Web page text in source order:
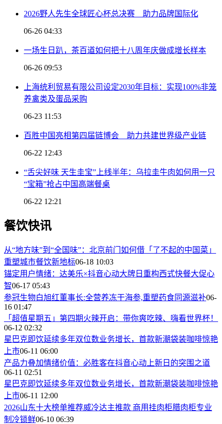
2026野人先生全球匠心杯总决赛 助力品牌国际化
06-26 04:33
一场生日趴，茶百道如何把十八周年庆做成增长样本
06-26 09:53
上海统利贸易有限公司设定2030年目标：实现100%非笼
养禽类及蛋品采购
06-23 11:53
百胜中国亮相第四届链博会 助力共建世界级产业链
06-22 12:43
“舌尖好味 天生圭宝”上线半年：乌拉圭牛肉如何用一只
“宝箱”抢占中国高端餐桌
06-22 12:21
餐饮快讯
从“地方味”到“全国味”：北京前门如何借「了不起的中国菜」
重塑城市餐饮新地标06-18 10:03
锚定用户情绪：达美乐×抖音心动大牌日重构西式快餐大促心
智06-17 05:43
参冠生物白旭红董事长:全营养冻干海参,重塑药食同源滋补06-
16 01:47
「超值星期五」第四期火辣开启：带你爽吃辣、嗨看世界杯！
06-12 02:32
星巴克即饮延续多年双位数业务增长，首款新潮袋装咖啡惊艳
上市06-11 06:00
产品力叠加情绪价值：必胜客在抖音心动上新日的突围之道
06-11 02:51
星巴克即饮延续多年双位数业务增长，首款新潮袋装咖啡惊艳
上市06-11 12:00
2026山东十大榜单推荐威冷达主推款 商用挂肉柜腊肉柜专业
制冷锁鲜06-10 06:39